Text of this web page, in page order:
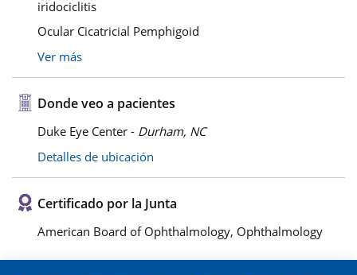
iridociclitis
Ocular Cicatricial Pemphigoid
Ver más
Donde veo a pacientes
Duke Eye Center - Durham, NC
Detalles de ubicación
Certificado por la Junta
American Board of Ophthalmology, Ophthalmology